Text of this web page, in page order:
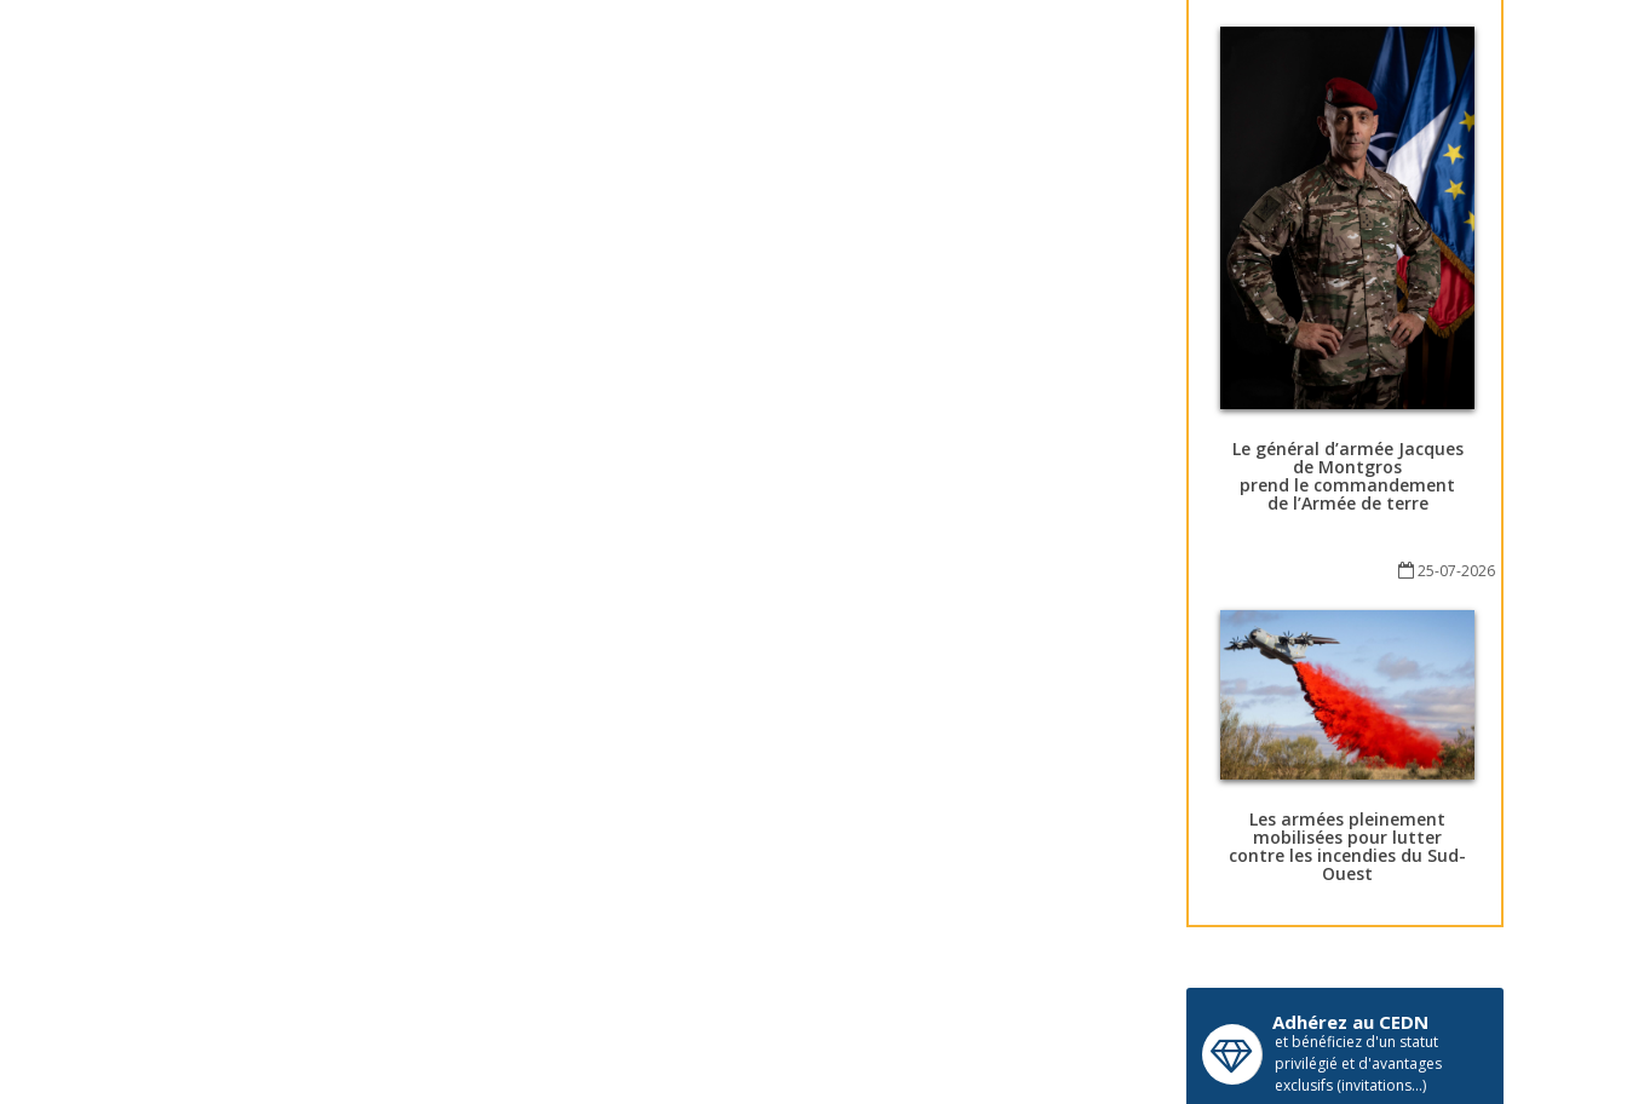
Le général d’armée Jacques
de Montgros
prend le commandement
de l’Armée de terre
25-07-2026
Les armées pleinement
mobilisées pour lutter
contre les incendies du Sud-
Ouest
Adhérez au CEDN
et bénéficiez d'un statut
privilégié et d'avantages
exclusifs (invitations...)